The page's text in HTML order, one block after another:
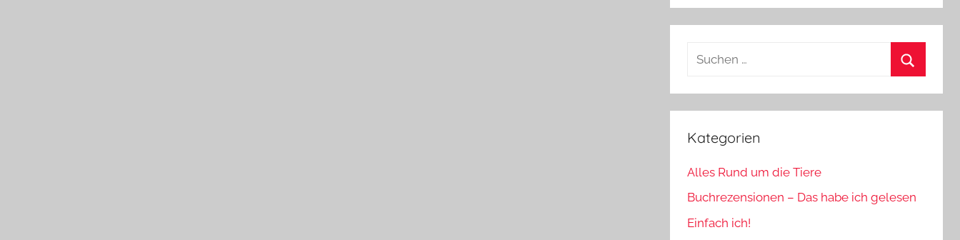
Suchen
Kategorien
Alles Rund um die Tiere
Buchrezensionen – Das habe ich gelesen
Einfach ich!